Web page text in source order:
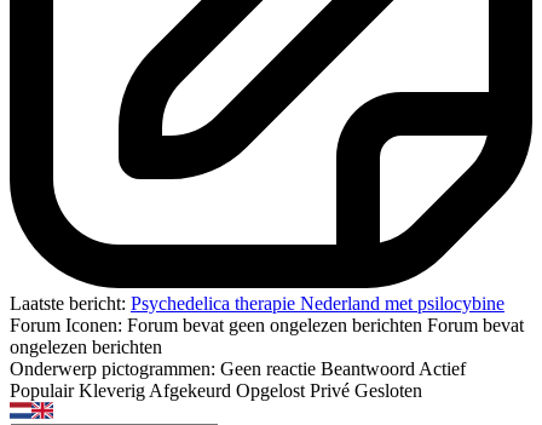
Laatste bericht: Psychedelica therapie Nederland met psilocybine
Forum Iconen: Forum bevat geen ongelezen berichten Forum bevat
ongelezen berichten
Onderwerp pictogrammen: Geen reactie Beantwoord Actief
Populair Kleverig Afgekeurd Opgelost Privé Gesloten